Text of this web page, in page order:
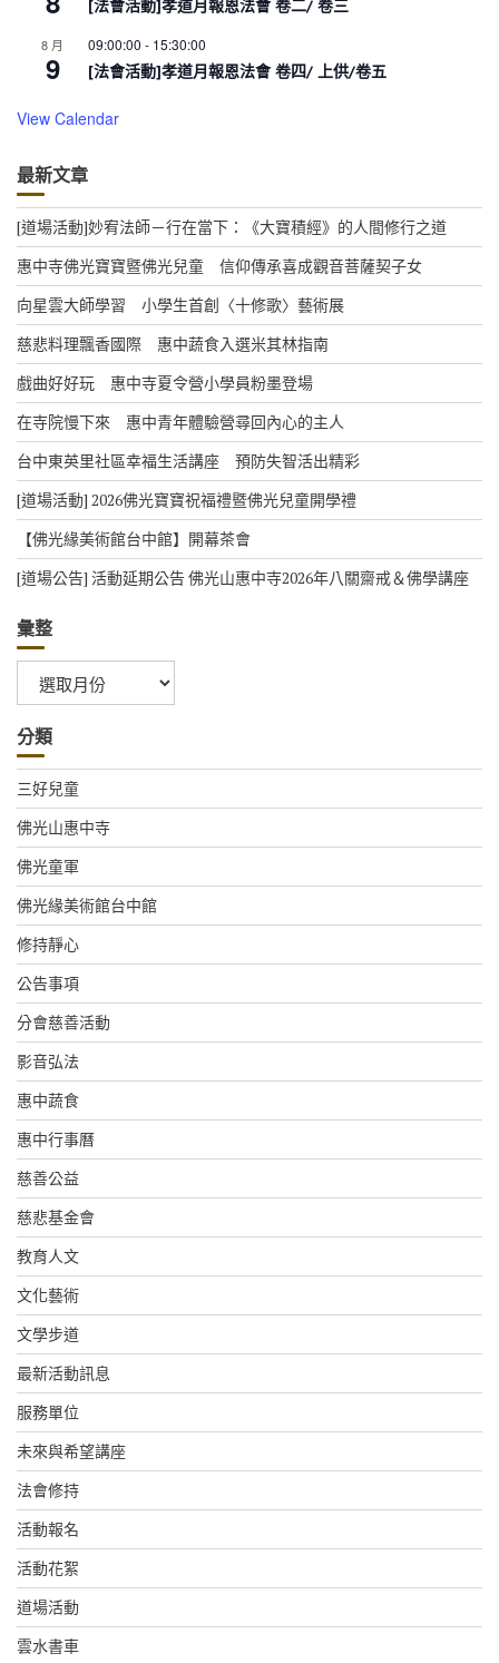
[法會活動]孝道月報恩法會 卷二/ 卷三
8 月
9
09:00:00 - 15:30:00
[法會活動]孝道月報恩法會 卷四/ 上供/卷五
View Calendar
最新文章
[道場活動]妙宥法師－行在當下：《大寶積經》的人間修行之道
惠中寺佛光寶寶暨佛光兒童 信仰傳承喜成觀音菩薩契子女
向星雲大師學習 小學生首創〈十修歌〉藝術展
慈悲料理飄香國際 惠中蔬食入選米其林指南
戲曲好好玩 惠中寺夏令營小學員粉墨登場
在寺院慢下來 惠中青年體驗營尋回內心的主人
台中東英里社區幸福生活講座 預防失智活出精彩
[道場活動] 2026佛光寶寶祝福禮暨佛光兒童開學禮
【佛光緣美術館台中館】開幕茶會
[道場公告] 活動延期公告 佛光山惠中寺2026年八關齋戒＆佛學講座
彙整
分類
三好兒童
佛光山惠中寺
佛光童軍
佛光緣美術館台中館
修持靜心
公告事項
分會慈善活動
影音弘法
惠中蔬食
惠中行事曆
慈善公益
慈悲基金會
教育人文
文化藝術
文學步道
最新活動訊息
服務單位
未來與希望講座
法會修持
活動報名
活動花絮
道場活動
雲水書車